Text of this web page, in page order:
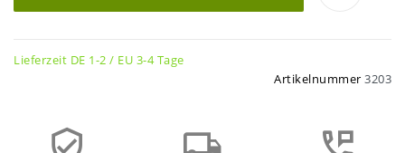
Lieferzeit DE 1-2 / EU 3-4 Tage
Artikelnummer 3203